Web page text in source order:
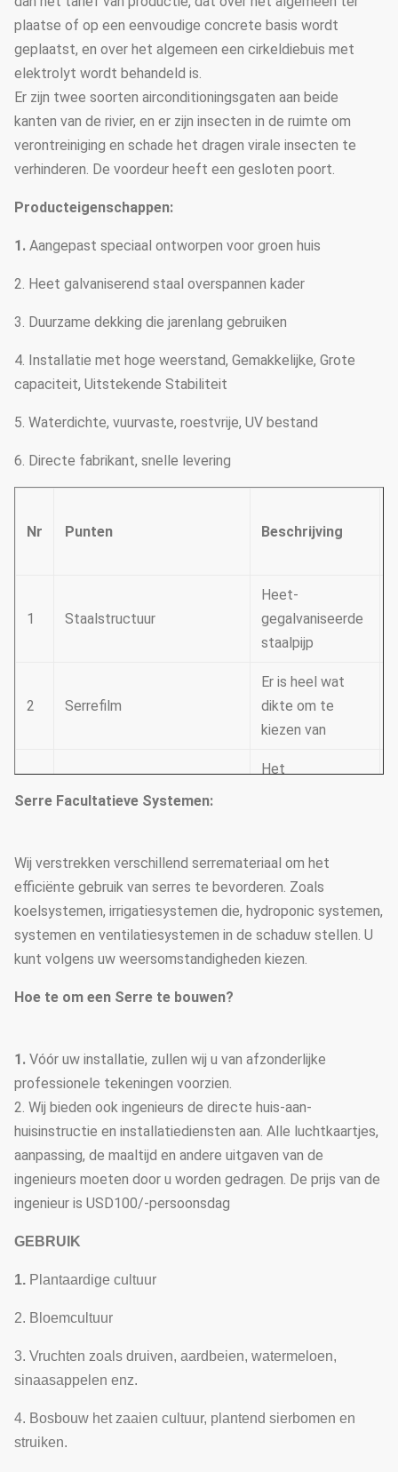
plaatse of op een eenvoudige concrete basis wordt
geplaatst, en over het algemeen een cirkeldiebuis met
elektrolyt wordt behandeld is.
Er zijn twee soorten airconditioningsgaten aan beide
kanten van de rivier, en er zijn insecten in de ruimte om
verontreiniging en schade het dragen virale insecten te
verhinderen. De voordeur heeft een gesloten poort.
Producteigenschappen:
1. Aangepast speciaal ontworpen voor groen huis
2. Heet galvaniserend staal overspannen kader
3. Duurzame dekking die jarenlang gebruiken
4. Installatie met hoge weerstand, Gemakkelijke, Grote
capaciteit, Uitstekende Stabiliteit
5. Waterdichte, vuurvaste, roestvrije, UV bestand
6. Directe fabrikant, snelle levering
Nr Punten Beschrijving
1 Staalstructuur
Heet-
gegalvaniseerde
staalpijp
2 Serrefilm
Er is heel wat
dikte om te
kiezen van
Het
grondstof
4
Exteral&internal die
systeem in de schaduw
Het toestelrek
drijft het in de
schaduw
5 Ventilatiesysteem
koelventilators
6 Film-rollend systeem
Eleltrodynamisch
type,
kettingstype,
handtype
7 Koelsysteem
8 Verwarmingssysteem
verwarmen, hete
elektrische
Serre Facultatieve Systemen:
Wij verstrekken verschillend serremateriaal om het
efficiënte gebruik van serres te bevorderen. Zoals
koelsystemen, irrigatiesystemen die, hydroponic systemen,
systemen en ventilatiesystemen in de schaduw stellen. U
kunt volgens uw weersomstandigheden kiezen.
Hoe te om een Serre te bouwen?
1. Vóór uw installatie, zullen wij u van afzonderlijke
professionele tekeningen voorzien.
2. Wij bieden ook ingenieurs de directe huis-aan-
huisinstructie en installatiediensten aan. Alle luchtkaartjes,
aanpassing, de maaltijd en andere uitgaven van de
ingenieurs moeten door u worden gedragen. De prijs van de
ingenieur is USD100/-persoonsdag
GEBRUIK
1. Plantaardige cultuur
2. Bloemcultuur
3. Vruchten zoals druiven, aardbeien, watermeloen,
sinaasappelen enz.
4. Bosbouw het zaaien cultuur, plantend sierbomen en
struiken.